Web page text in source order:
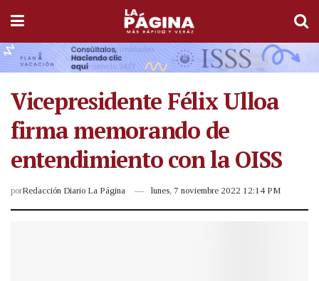
Vicepresidente Félix Ulloa
firma memorando de
entendimiento con la OISS
porRedacción Diario La Página lunes, 7 noviembre 2022 12:14 PM